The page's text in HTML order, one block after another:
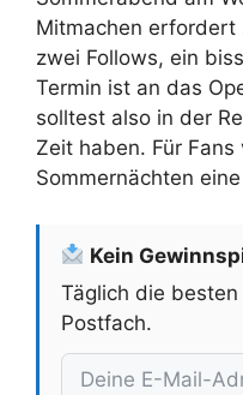
Mitmachen erfordert
zwei Follows, ein
Termin ist an das
solltest also in der
Zeit haben. Für
Sommernächten
Kein
Täglich die
Postfach.